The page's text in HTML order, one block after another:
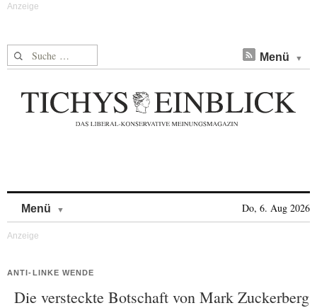
Suche nach: Menü
Menü Do, 6. Aug 2026
ANTI-LINKE WENDE
Die versteckte Botschaft von Mark Zuckerberg